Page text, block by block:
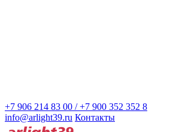
+7 906 214 83 00 / +7 900 352 352 8
info@arlight39.ru Контакты